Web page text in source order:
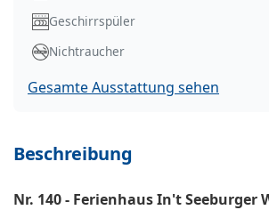
Geschirrspüler
Nichtraucher
Gesamte Ausstattung sehen
Beschreibung
Nr. 140 - Ferienhaus In't Seeburger